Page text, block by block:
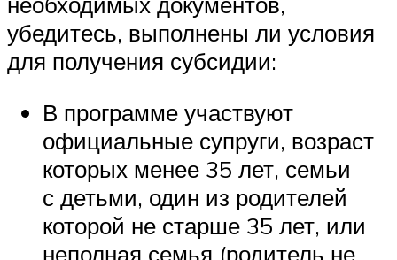
убедитесь, выполнены ли условия
для получения субсидии:
В программе участвуют
официальные супруги, возраст
которых менее 35 лет, семьи
с детьми, один из родителей
которой не старше 35 лет, или
неполная семья (родитель не